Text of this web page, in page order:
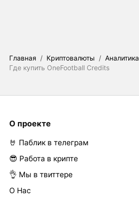
Главная / Криптовалюты / Аналитика
Где купить OneFootball Credits
О проекте
🤘 Паблик в телеграм
😎 Работа в крипте
👌 Мы в твиттере
О Нас